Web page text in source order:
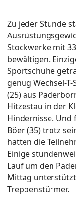
Zu jeder Stunde
Stockwerke mit
bewältigen.
Sportschuhe
genug Wechsel-
(25) aus
Hitzestau in der
Hindernisse. Und
Böer (35) trotz
hatten die
Einige
Lauf um den
Mittag
Treppenstürmer.